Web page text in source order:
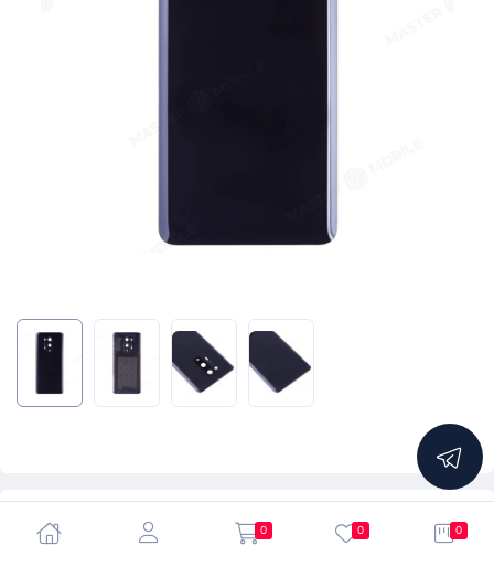
5.0
0 0 0